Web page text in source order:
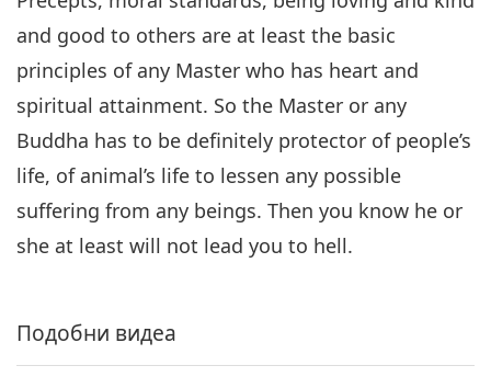
and good to others are at least the basic
principles of any Master who has heart and
spiritual attainment. So the Master or any
Buddha has to be definitely protector of people’s
life, of animal’s life to lessen any possible
suffering from any beings. Then you know he or
she at least will not lead you to hell.
Подобни видеа